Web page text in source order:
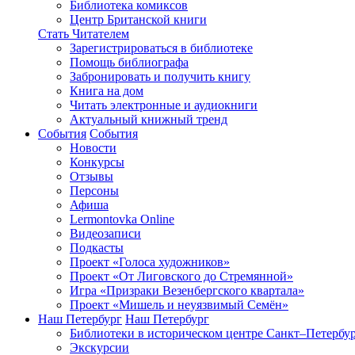
Библиотека комиксов
Центр Британской книги
Стать Читателем
Зарегистрироваться в библиотеке
Помощь библиографа
Забронировать и получить книгу
Книга на дом
Читать электронные и аудиокниги
Актуальный книжный тренд
События События
Новости
Конкурсы
Отзывы
Персоны
Афиша
Lermontovka Online
Видеозаписи
Подкасты
Проект «Голоса художников»
Проект «От Лиговского до Стремянной»
Игра «Призраки Везенбергского квартала»
Проект «Мишель и неуязвимый Семён»
Наш Петербург Наш Петербург
Библиотеки в историческом центре
Экскурсии